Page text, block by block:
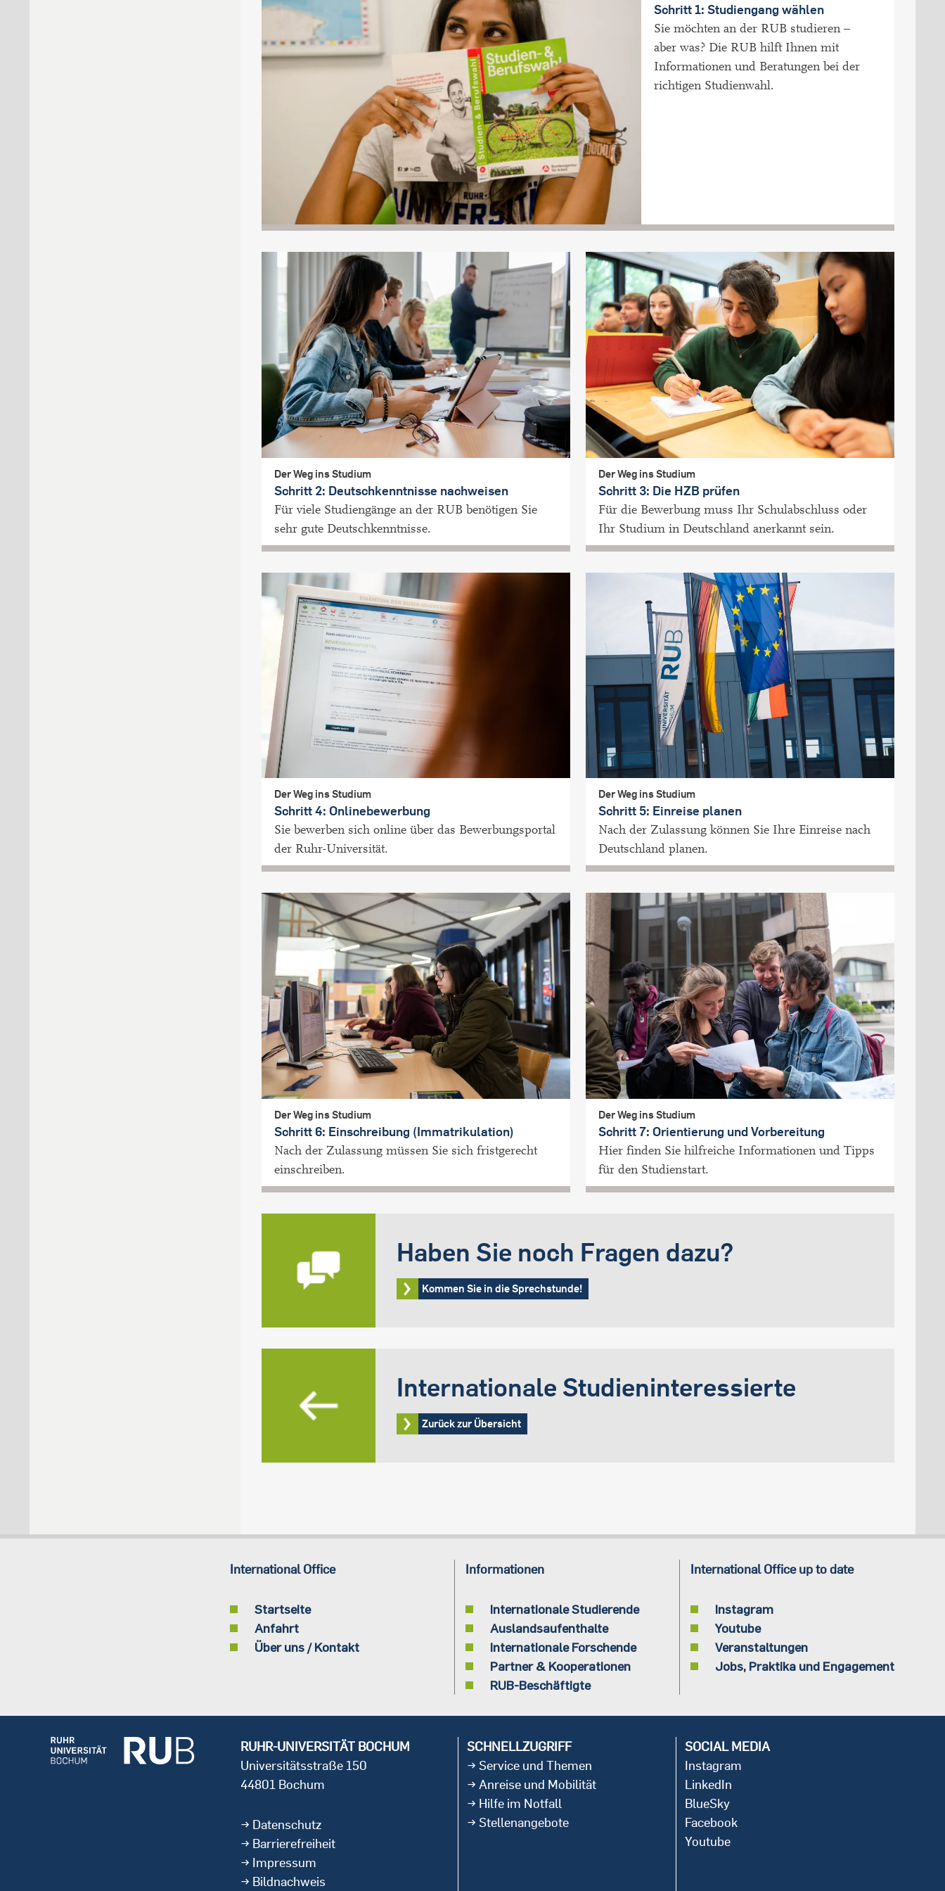
Schritt 1: Studiengang wählen
Sie möchten an der RUB studieren –
aber was? Die RUB hilft Ihnen mit
Informationen und Beratungen bei der
richtigen Studienwahl.
Der Weg ins Studium
Schritt 2: Deutschkenntnisse nachweisen
Für viele Studiengänge an der RUB benötigen Sie
sehr gute Deutschkenntnisse.
Der Weg ins Studium
Schritt 3: Die HZB prüfen
Für die Bewerbung muss Ihr Schulabschluss oder
Ihr Studium in Deutschland anerkannt sein.
Der Weg ins Studium
Schritt 4: Onlinebewerbung
Sie bewerben sich online über das Bewerbungsportal
der Ruhr-Universität.
Der Weg ins Studium
Schritt 5: Einreise planen
Nach der Zulassung können Sie Ihre Einreise nach
Deutschland planen.
Der Weg ins Studium
Schritt 6: Einschreibung (Immatrikulation)
Nach der Zulassung müssen Sie sich fristgerecht
einschreiben.
Der Weg ins Studium
Schritt 7: Orientierung und Vorbereitung
Hier finden Sie hilfreiche Informationen und Tipps
für den Studienstart.
Haben Sie noch Fragen dazu?
Kommen Sie in die Sprechstunde!
Internationale Studieninteressierte
Zurück zur Übersicht
International Office
Startseite
Anfahrt
Über uns / Kontakt
Informationen
Internationale Studierende
Auslandsaufenthalte
Internationale Forschende
Partner & Kooperationen
RUB-Beschäftigte
International Office up to date
Instagram
Youtube
Veranstaltungen
Jobs, Praktika und Engagement
RUHR-UNIVERSITÄT BOCHUM
Universitätsstraße 150
44801 Bochum
Datenschutz
Barrierefreiheit
Impressum
Bildnachweis
SCHNELLZUGRIFF
Service und Themen
Anreise und Mobilität
Hilfe im Notfall
Stellenangebote
SOCIAL MEDIA
Instagram
LinkedIn
BlueSky
Facebook
Youtube